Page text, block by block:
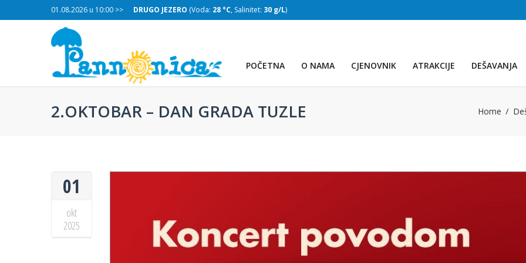
01.08.2026 u 10:00 >>
30 g/L) DRUGO JEZERO (Voda: 28 °C, Salinitet: 30 g/L)
POČETNA O NAMA CJENOVNIK ATRAKCIJE DEŠAVANJA
2.OKTOBAR – DAN GRADA TUZLE Home
01
okt
2025